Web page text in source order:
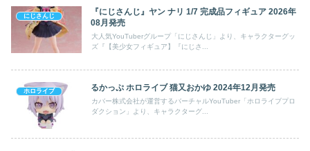
にじさんじ
『にじさんじ』ヤン ナリ 1/7 完成品フィギュア 2026年
08月発売
大人気YouTuberグループ「にじさんじ」より、キャラクターグッ
ズ『【美少女フィギュア】『にじさ...
ホロライブ るかっぷ ホロライブ 猫又おかゆ 2024年12月発売
カバー株式会社が運営するバーチャルYouTuber「ホロライブプロ
ダクション」より、キャラクターグ...